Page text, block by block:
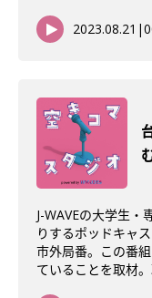
2023.08.21 |
J-WAVEの大学生・
りするポッドキャ
市外局番。この番
ていることを取材